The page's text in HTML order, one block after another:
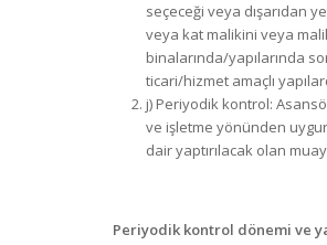
seçeceği veya dışarıdan
veya kat malikini veya
binalarında/yapılarında
ticari/hizmet amaçlı
j) Periyodik kontrol:
ve işletme yönünden uygun
dair yaptırılacak olan
Periyodik kontrol dönemi ve